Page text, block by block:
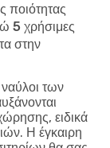
ποιότητας
5 χρήσιμες
στην
ναύλοι των
ειδικά
Η έγκαιρη